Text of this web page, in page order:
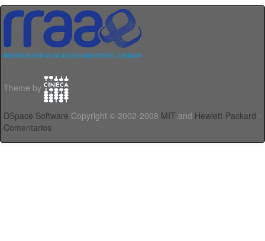
Theme by
DSpace Software Copyright © 2002-2008 MIT and Hewlett-Packard -
Comentarios